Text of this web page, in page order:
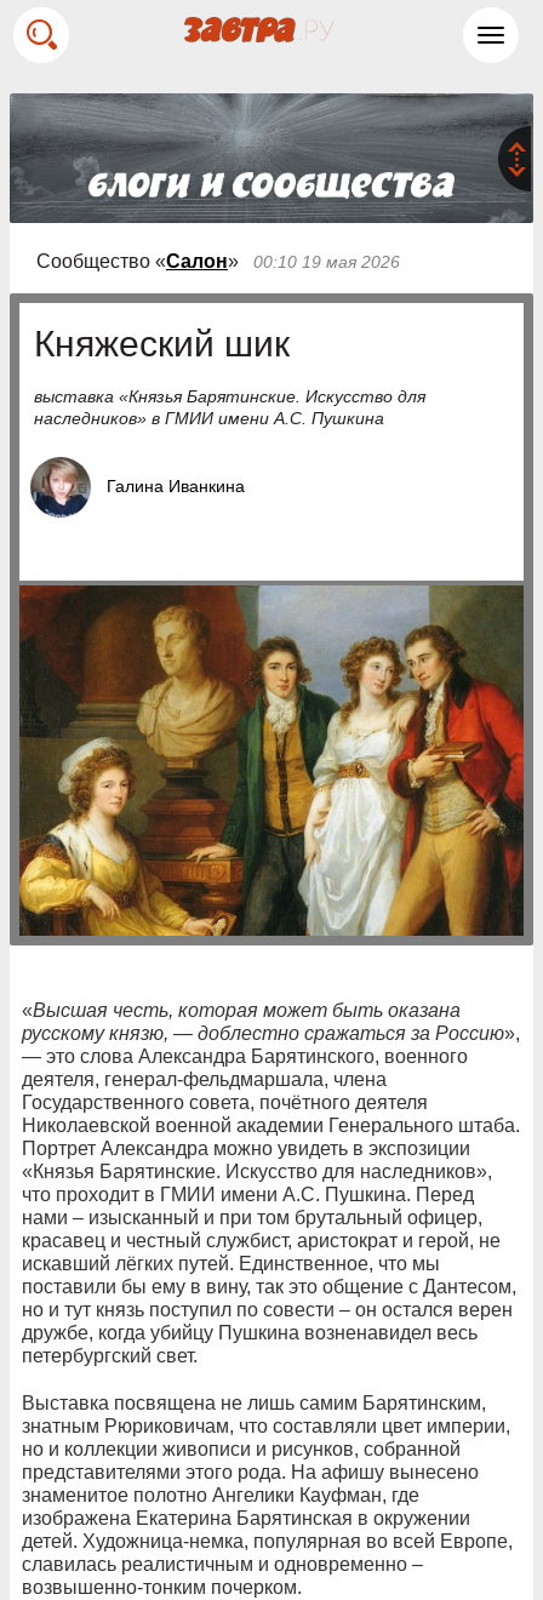
Сообщество «Салон» 00:10 19 мая 2026
Княжеский шик
выставка «Князья Барятинские. Искусство для
наследников» в ГМИИ имени А.С. Пушкина
Галина Иванкина
«Высшая честь, которая может быть оказана
русскому князю, — доблестно сражаться за Россию»,
— это слова Александра Барятинского, военного
деятеля, генерал-фельдмаршала, члена
Государственного совета, почётного деятеля
Николаевской военной академии Генерального штаба.
Портрет Александра можно увидеть в экспозиции
«Князья Барятинские. Искусство для наследников»,
что проходит в ГМИИ имени А.С. Пушкина. Перед
нами – изысканный и при том брутальный офицер,
красавец и честный службист, аристократ и герой, не
искавший лёгких путей. Единственное, что мы
поставили бы ему в вину, так это общение с Дантесом,
но и тут князь поступил по совести – он остался верен
дружбе, когда убийцу Пушкина возненавидел весь
петербургский свет.
Выставка посвящена не лишь самим Барятинским,
знатным Рюриковичам, что составляли цвет империи,
но и коллекции живописи и рисунков, собранной
представителями этого рода. На афишу вынесено
знаменитое полотно Ангелики Кауфман, где
изображена Екатерина Барятинская в окружении
детей. Художница-немка, популярная во всей Европе,
славилась реалистичным и одновременно –
возвышенно-тонким почерком.